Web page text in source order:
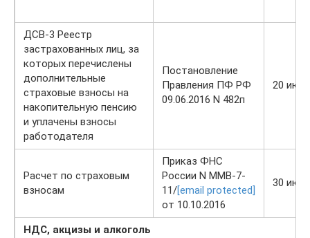
ДСВ-3 Реестр
застрахованных лиц, за
которых перечислены
дополнительные
страховые взносы на
накопительную пенсию
и уплачены взносы
работодателя
Постановление
Правления ПФ РФ
09.06.2016 N 482п
20
Расчет по страховым
взносам
Приказ ФНС
России N ММВ-7-
11/[email protected]
от 10.10.2016
30
НДС, акцизы и алкоголь